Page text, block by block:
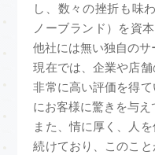
し、数々の挫折も味
ノーブランド）を資
他社には無い独自のサ
現在では、企業や店
非常に高い評価を得
にお客様に驚きを与え
また、情に厚く、人
続けており、このこ